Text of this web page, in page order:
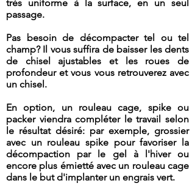
très uniforme à la surface, en un seul
passage.
Pas besoin de décompacter tel ou tel
champ? Il vous suffira de baisser les dents
de chisel ajustables et les roues de
profondeur et vous vous retrouverez avec
un chisel.
En option, un rouleau cage, spike ou
packer viendra compléter le travail selon
le résultat désiré: par exemple, grossier
avec un rouleau spike pour favoriser la
décompaction par le gel à l'hiver ou
encore plus émietté avec un rouleau cage
dans le but d'implanter un engrais vert.